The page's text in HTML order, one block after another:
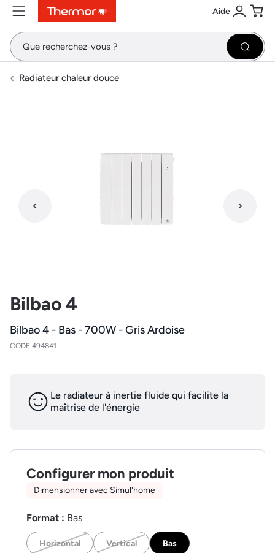
ContenuMenuRecherche Aide
Se
Radiateur chaleur douce
Bilbao 4
Bilbao 4 - Bas - 700W - Gris Ardoise
CODE 494841
Le radiateur à inertie fluide qui facilite la
maîtrise de l'énergie
Configurer mon produit
Dimensionner avec Simul'home
Format : Bas
Horizontal Vertical Bas